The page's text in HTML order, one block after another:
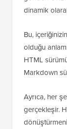
dinamik
Bu,
olduğu
HTML
Markdown
Ayrıca, her
gerçekleşir.